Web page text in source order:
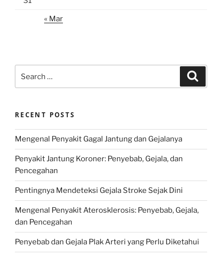
« Mar
for:
RECENT POSTS
Mengenal Penyakit Gagal Jantung dan Gejalanya
Penyakit Jantung Koroner: Penyebab, Gejala, dan
Pencegahan
Pentingnya Mendeteksi Gejala Stroke Sejak Dini
Mengenal Penyakit Aterosklerosis: Penyebab, Gejala,
dan Pencegahan
Penyebab dan Gejala Plak Arteri yang Perlu Diketahui